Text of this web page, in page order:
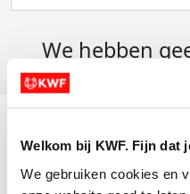
Welkom bij KWF. Fijn dat
We gebruiken cookies en
We hebben
Actiematerialen
Evenementen